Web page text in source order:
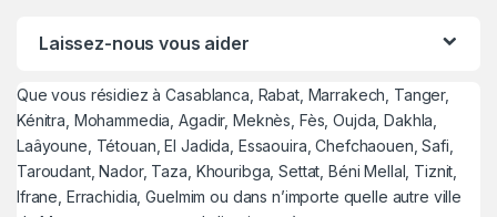
Laissez-nous vous aider
Que vous résidiez à Casablanca, Rabat, Marrakech, Tanger,
Kénitra, Mohammedia, Agadir, Meknès, Fès, Oujda, Dakhla,
Laâyoune, Tétouan, El Jadida, Essaouira, Chefchaouen, Safi,
Taroudant, Nador, Taza, Khouribga, Settat, Béni Mellal, Tiznit,
Ifrane, Errachidia, Guelmim ou dans n’importe quelle autre ville